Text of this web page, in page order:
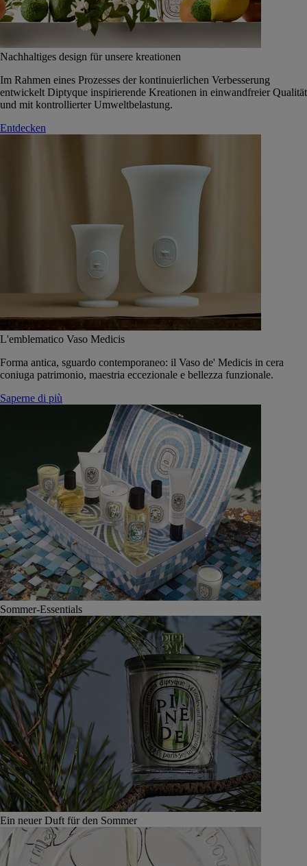
Nachhaltiges design für unsere kreationen
Im Rahmen eines Prozesses der kontinuierlichen Verbesserung
entwickelt Diptyque inspirierende Kreationen in einwandfreier Qualität
und mit kontrollierter Umweltbelastung.
Entdecken
L'emblematico Vaso Medicis
Forma antica, sguardo contemporaneo: il Vaso de' Medicis in cera
coniuga patrimonio, maestria eccezionale e bellezza funzionale.
Saperne di più
Sommer-Essentials
Ein neuer Duft für den Sommer